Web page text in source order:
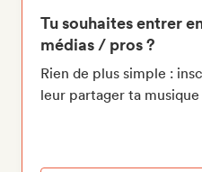
Tu souhaites entrer
médias / pros ?
Rien de plus simple :
leur partager ta musique